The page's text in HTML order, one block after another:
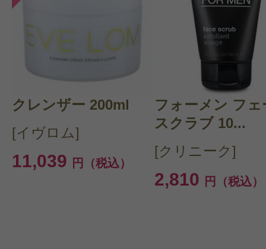
く惜しいので星4つです。でも成分
るので冬もまたリピートします。
すべての3件のクチコミを見る
クレンザー 200ml
[イヴロム]
11,039 円（税込）
フォーメン フェ
スクラブ 10...
[クリニーク]
2,810 円（税込）